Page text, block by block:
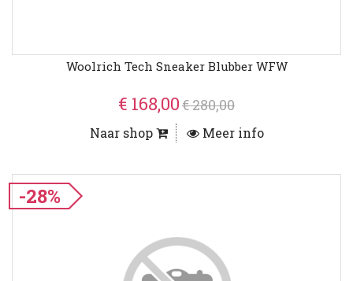
Woolrich Tech Sneaker Blubber WFW
€ 168,00€ 280,00
Naar shop Meer info
-28%